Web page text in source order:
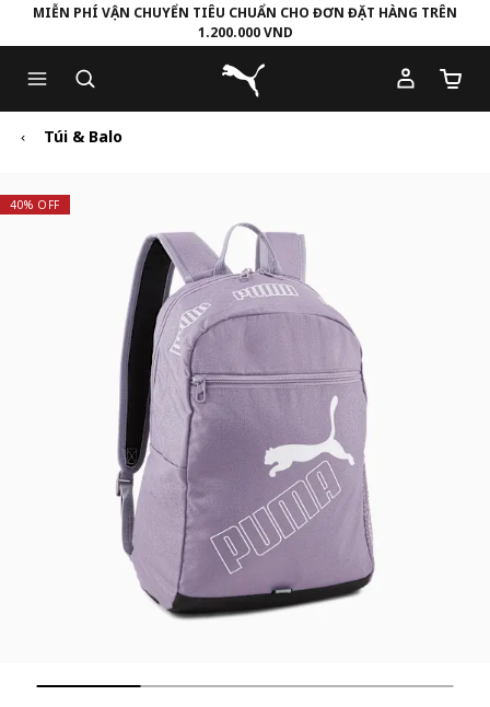
to
Main
content
to
Footer
Content
MIỄN PHÍ VẬN CHUYỂN TIÊU CHUẨN CHO ĐƠN ĐẶT HÀNG TRÊN
1.200.000 VND
Puma Trang chủ
Số
Túi & Balo
40% OFF